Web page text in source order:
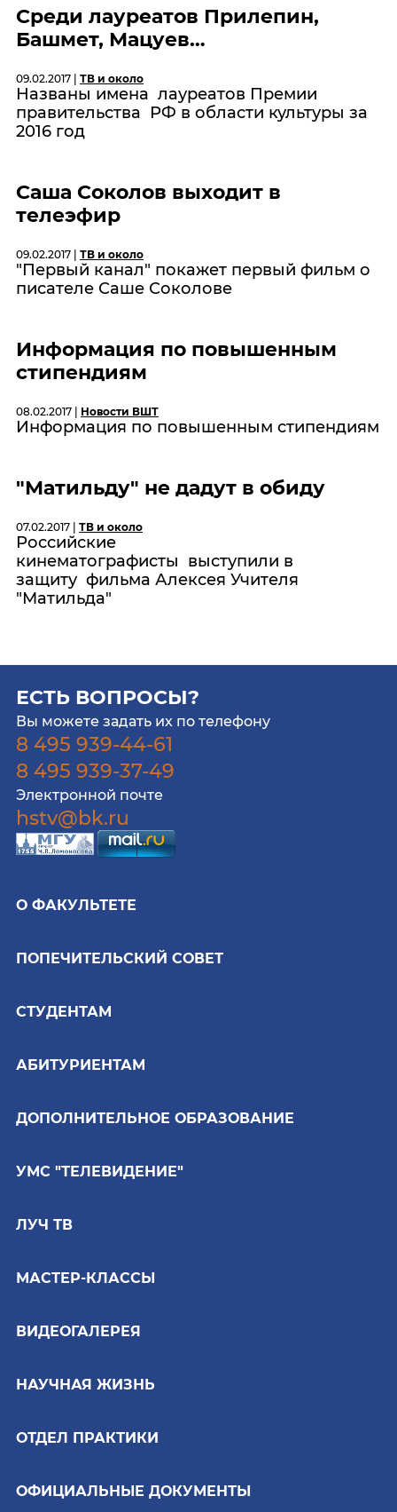
Среди лауреатов Прилепин,
Башмет, Мацуев…
09.02.2017 | ТВ и около
Названы имена лауреатов Премии
правительства РФ в области культуры за
2016 год
Саша Соколов выходит в
телеэфир
09.02.2017 | ТВ и около
"Первый канал" покажет первый фильм о
писателе Саше Соколове
Информация по повышенным
стипендиям
08.02.2017 | Новости ВШТ
Информация по повышенным стипендиям
"Матильду" не дадут в обиду
07.02.2017 | ТВ и около
Российские
кинематографисты выступили в
защиту фильма Алексея Учителя
"Матильда"
ЕСТЬ ВОПРОСЫ?
Вы можете задать их по телефону
8 495 939-44-61
8 495 939-37-49
Электронной почте
hstv@bk.ru
О ФАКУЛЬТЕТЕ
ПОПЕЧИТЕЛЬСКИЙ СОВЕТ
СТУДЕНТАМ
АБИТУРИЕНТАМ
ДОПОЛНИТЕЛЬНОЕ ОБРАЗОВАНИЕ
УМС "ТЕЛЕВИДЕНИЕ"
ЛУЧ ТВ
МАСТЕР-КЛАССЫ
ВИДЕОГАЛЕРЕЯ
НАУЧНАЯ ЖИЗНЬ
ОТДЕЛ ПРАКТИКИ
ОФИЦИАЛЬНЫЕ ДОКУМЕНТЫ